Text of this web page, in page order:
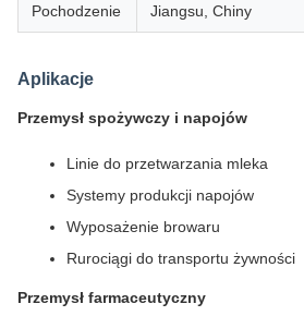
Pochodzenie Jiangsu, Chiny
Aplikacje
Przemysł spożywczy i napojów
Linie do przetwarzania mleka
Systemy produkcji napojów
Wyposażenie browaru
Rurociągi do transportu żywności
Przemysł farmaceutyczny